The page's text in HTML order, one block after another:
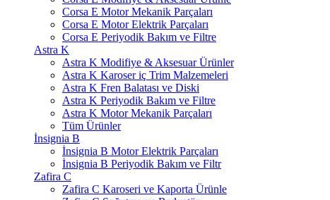
Corsa E Motor Mekanik Parçaları
Corsa E Motor Elektrik Parçaları
Corsa E Periyodik Bakım ve Filtre
Astra K
Astra K Modifiye & Aksesuar Ürünler
Astra K Karoser iç Trim Malzemeleri
Astra K Fren Balatası ve Diski
Astra K Periyodik Bakım ve Filtre
Astra K Motor Mekanik Parçaları
Tüm Ürünler
İnsignia B
İnsignia B Motor Elektrik Parçaları
İnsignia B Periyodik Bakım ve Filtr
Zafira C
Zafira C Karoseri ve Kaporta Ürünle